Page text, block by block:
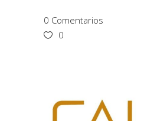
0 Comentarios
0